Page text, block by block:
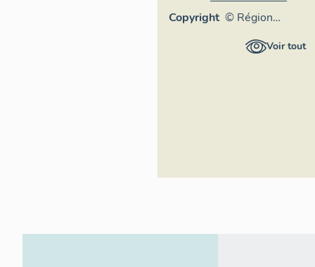
Copyright © Région
Auvergne-Voir tout